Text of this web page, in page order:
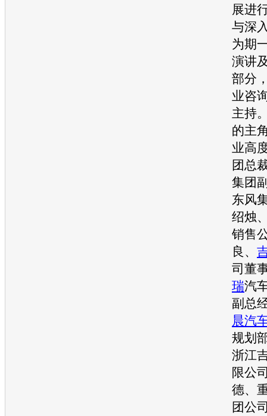
展进
与深
为期
演讲
部分
业咨
主持
的主
业高
团总
集团
东风
绍烛
销售
良、
司董
瑞汽
副总
晨汽
规划
浙江
限公
德、
团公